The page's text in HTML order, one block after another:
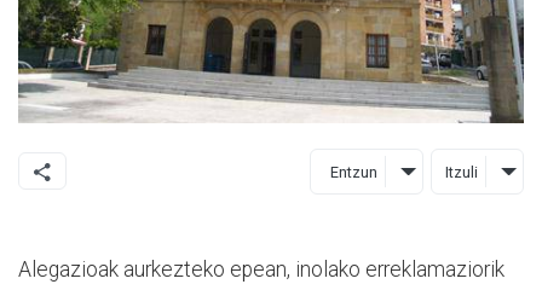
Entzun Itzuli
Alegazioak aurkezteko epean, inolako erreklamaziorik